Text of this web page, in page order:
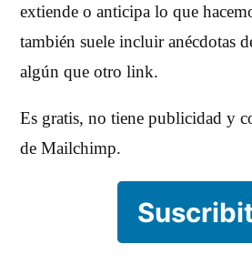
extiende o anticipa lo que
también suele incluir anécdotas
algún que otro link.
Es gratis, no tiene publicidad y
de Mailchimp.